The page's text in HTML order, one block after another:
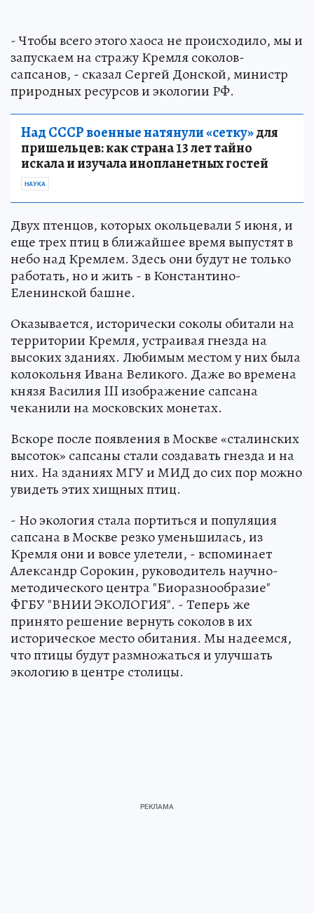
- Чтобы всего этого хаоса не происходило, мы и
запускаем на стражу Кремля соколов-
сапсанов, - сказал Сергей Донской, министр
природных ресурсов и экологии РФ.
Над СССР военные натянули «сетку»для
пришельцев: как страна 13 лет тайно
искала и изучала инопланетных гостей
НАУКА
Двух птенцов, которых окольцевали 5 июня, и
еще трех птиц в ближайшее время выпустят в
небо над Кремлем. Здесь они будут не только
работать, но и жить - в Константино-
Еленинской башне.
Оказывается, исторически соколы обитали на
территории Кремля, устраивая гнезда на
высоких зданиях. Любимым местом у них была
колокольня Ивана Великого. Даже во времена
князя Василия III изображение сапсана
чеканили на московских монетах.
Вскоре после появления в Москве «сталинских
высоток» сапсаны стали создавать гнезда и на
них. На зданиях МГУ и МИД до сих пор можно
увидеть этих хищных птиц.
- Но экология стала портиться и популяция
сапсана в Москве резко уменьшилась, из
Кремля они и вовсе улетели, - вспоминает
Александр Сорокин, руководитель научно-
методического центра "Биоразнообразие"
ФГБУ "ВНИИ ЭКОЛОГИЯ". - Теперь же
принято решение вернуть соколов в их
историческое место обитания. Мы надеемся,
что птицы будут размножаться и улучшать
экологию в центре столицы.